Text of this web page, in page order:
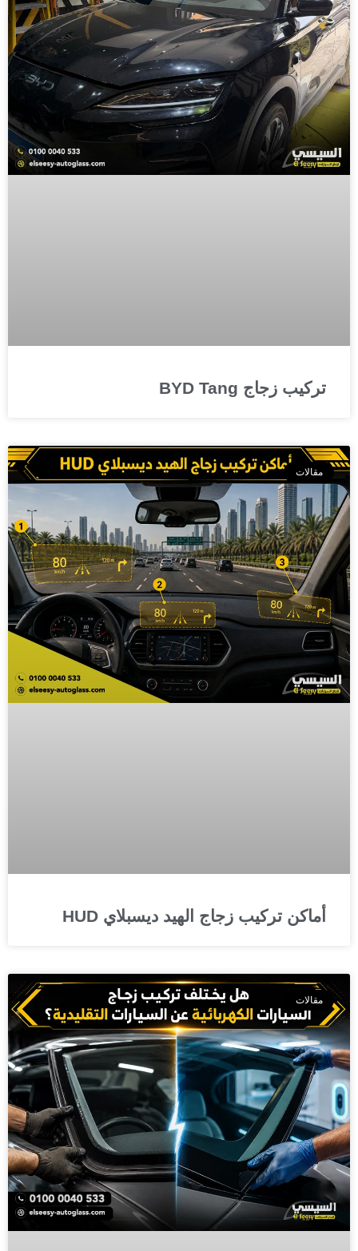
تركيب زجاج BYD Tang
مقالات
أماكن تركيب زجاج الهيد ديسبلاي HUD
مقالات